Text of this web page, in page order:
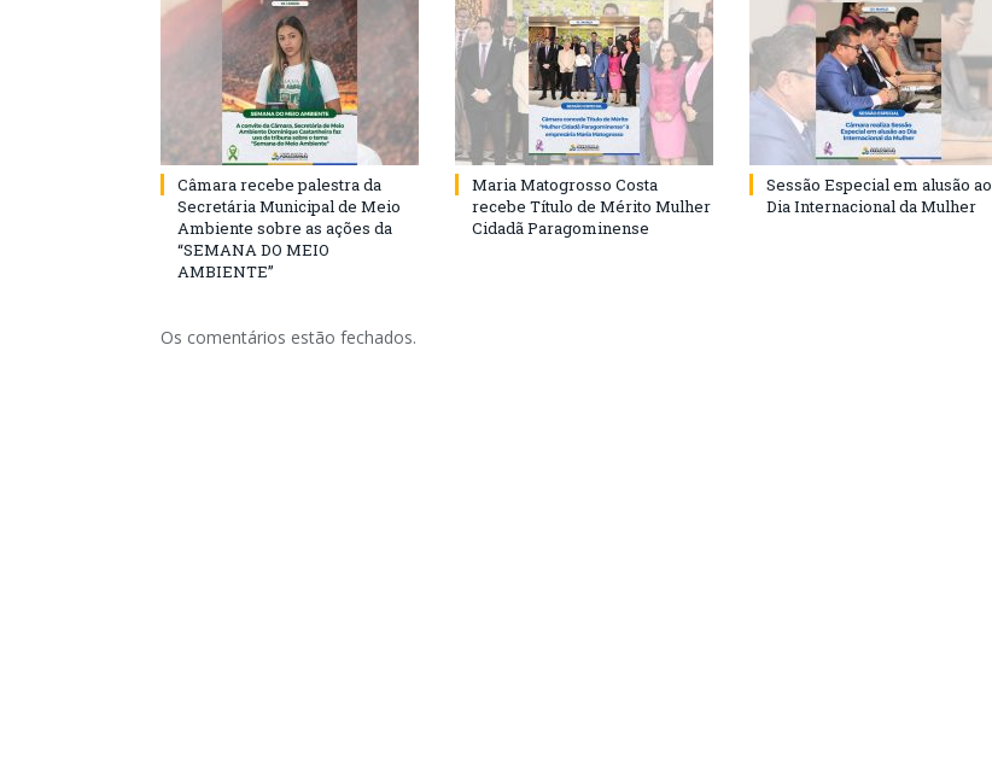
Câmara recebe palestra da
Secretária Municipal de Meio
Ambiente sobre as ações da
“SEMANA DO MEIO
AMBIENTE”
Maria Matogrosso Costa
recebe Título de Mérito Mulher
Cidadã Paragominense
Sessão Especial em alusão ao
Dia Internacional da Mulher
Os comentários estão fechados.